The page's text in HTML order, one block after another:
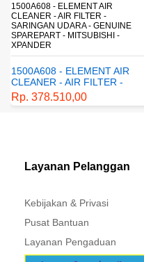
4013A330 - ARM ASSY FR SUSP
LWR RH - KAMPAK DEPAN BAWAH
KANAN - GENUINE SPAREPART -
MITSUBISHI - XPANDER
SUSP LWR RH - KAMPAK
DEPAN BAWAH KANAN -
GENUINE SPAREPART -
MITSUBISHI - XPANDER
Rp. 2.941.500,00
Layanan Pelanggan
Kebijakan & Privasi
Pusat Bantuan
Layanan Pengaduan